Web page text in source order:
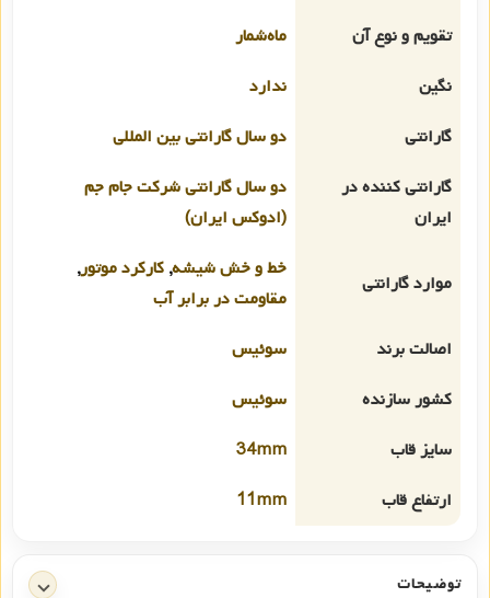
تقویم و نوع آن
ماه‌شمار
نگین
ندارد
گارانتی
دو سال گارانتی بین المللی
گارانتی کننده در
ایران
دو سال گارانتی شرکت جام جم
(ادوکس ایران)
موارد گارانتی
خط و خش شیشه, کارکرد موتور,
مقاومت در برابر آب
اصالت برند
سوئیس
کشور سازنده
سوئیس
سایز قاب
34mm
ارتفاع قاب
11mm
توضیحات